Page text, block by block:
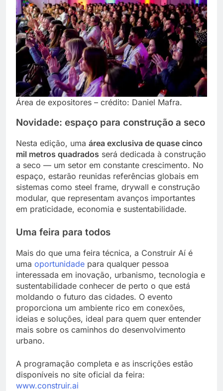
Área de expositores – crédito: Daniel Mafra.
Novidade: espaço para construção a seco
Nesta edição, uma área exclusiva de quase cinco
mil metros quadrados será dedicada à construção
a seco — um setor em constante crescimento. No
espaço, estarão reunidas referências globais em
sistemas como steel frame, drywall e construção
modular, que representam avanços importantes
em praticidade, economia e sustentabilidade.
Uma feira para todos
Mais do que uma feira técnica, a Construir Aí é
uma oportunidade para qualquer pessoa
interessada em inovação, urbanismo, tecnologia e
sustentabilidade conhecer de perto o que está
moldando o futuro das cidades. O evento
proporciona um ambiente rico em conexões,
ideias e soluções, ideal para quem quer entender
mais sobre os caminhos do desenvolvimento
urbano.
A programação completa e as inscrições estão
disponíveis no site oficial da feira:
www.construir.ai